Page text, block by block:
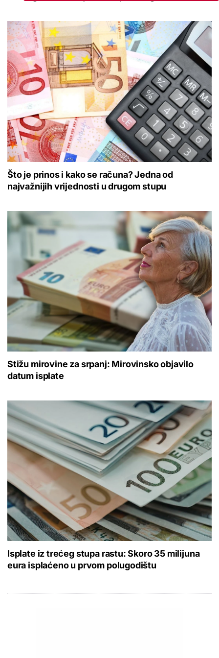
Što je prinos i kako se računa? Jedna od
najvažnijih vrijednosti u drugom stupu
Stižu mirovine za srpanj: Mirovinsko objavilo
datum isplate
Isplate iz trećeg stupa rastu: Skoro 35 milijuna
eura isplaćeno u prvom polugodištu